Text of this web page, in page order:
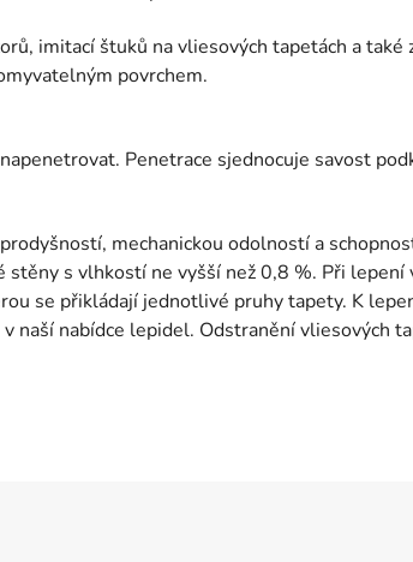
imitací štuků na vliesových tapetách a také
povrchem.
Penetrace sjednocuje savost
mechanickou odolností a
stěny s vlhkostí ne vyšší než 0,8 %. Při
se přikládají jednotlivé pruhy tapety. K
naší nabídce lepidel. Odstranění vliesových